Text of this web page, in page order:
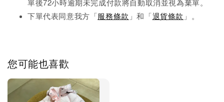
單後72小時逾期未完成付款將自動取消並視為棄單。
下單代表同意我方「服務條款 」和「退貨條款 」。
您可能也喜歡